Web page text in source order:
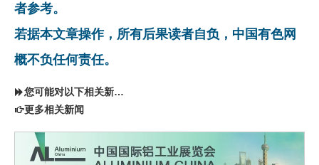
者参考。
若据本文章操作，所有后果读者自负，中国有色网
概不负任何责任。
您可能对以下相关新闻同样感兴趣
更多相关新闻